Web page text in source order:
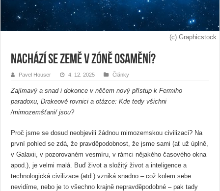
(c) Graphicstock
Nachází se Země v zóně osamění?
Pavel Houser 4. 12. 2025 Články
Zajímavý a snad i dokonce v něčem nový přístup k Fermiho
paradoxu, Drakeově rovnici a otázce: Kde tedy všichni
/mimozemšťani/ jsou?
Proč jsme se dosud neobjevili žádnou mimozemskou civilizaci? Na
první pohled se zdá, že pravděpodobnost, že jsme sami (ať už úplně,
v Galaxii, v pozorovaném vesmíru, v rámci nějakého časového okna
apod.), je velmi malá. Buď život a složitý život a inteligence a
technologická civilizace (atd.) vzniká snadno – což kolem sebe
nevidíme, nebo je to všechno krajně nepravděpodobné – pak tady